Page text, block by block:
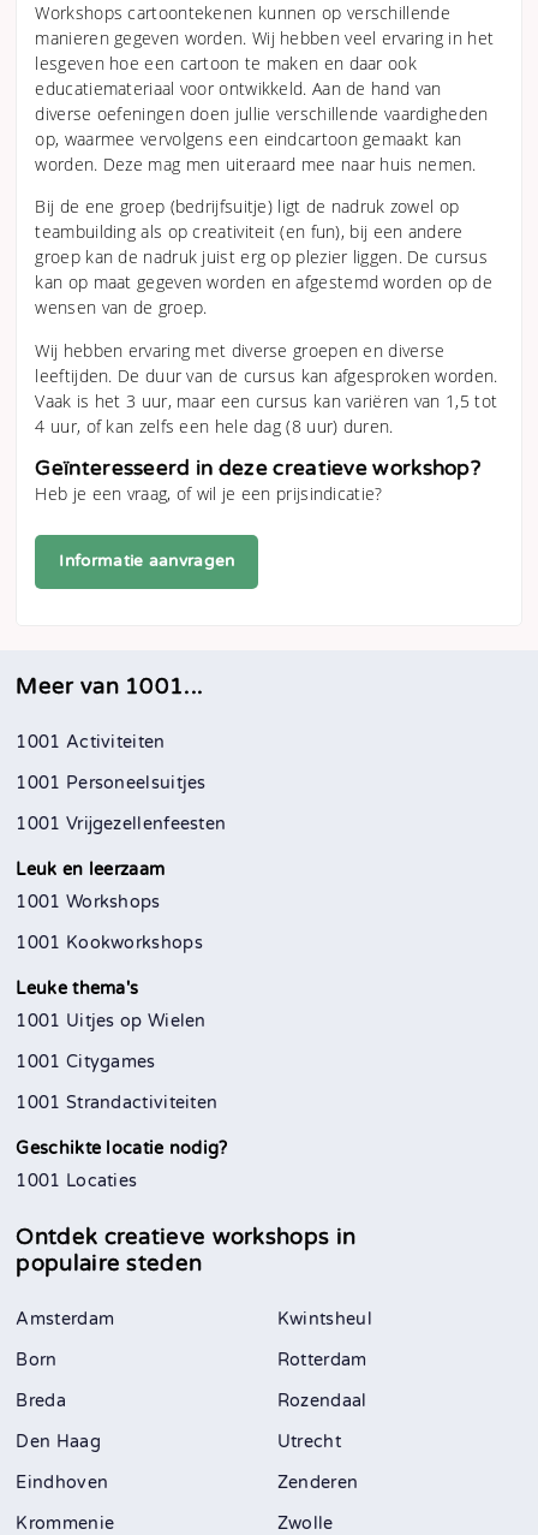
Workshops cartoontekenen kunnen op verschillende
manieren gegeven worden. Wij hebben veel ervaring in het
lesgeven hoe een cartoon te maken en daar ook
educatiemateriaal voor ontwikkeld. Aan de hand van
diverse oefeningen doen jullie verschillende vaardigheden
op, waarmee vervolgens een eindcartoon gemaakt kan
worden. Deze mag men uiteraard mee naar huis nemen.
Bij de ene groep (bedrijfsuitje) ligt de nadruk zowel op
teambuilding als op creativiteit (en fun), bij een andere
groep kan de nadruk juist erg op plezier liggen. De cursus
kan op maat gegeven worden en afgestemd worden op de
wensen van de groep.
Wij hebben ervaring met diverse groepen en diverse
leeftijden. De duur van de cursus kan afgesproken worden.
Vaak is het 3 uur, maar een cursus kan variëren van 1,5 tot
4 uur, of kan zelfs een hele dag (8 uur) duren.
Geïnteresseerd in deze creatieve workshop?
Heb je een vraag, of wil je een prijsindicatie?
Informatie aanvragen
Meer van 1001...
1001 Activiteiten
1001 Personeelsuitjes
1001 Vrijgezellenfeesten
Leuk en leerzaam
1001 Workshops
1001 Kookworkshops
Leuke thema's
1001 Uitjes op Wielen
1001 Citygames
1001 Strandactiviteiten
Geschikte locatie nodig?
1001 Locaties
Ontdek creatieve workshops in
populaire steden
Amsterdam
Born
Breda
Den Haag
Eindhoven
Krommenie
Kwintsheul
Rotterdam
Rozendaal
Utrecht
Zenderen
Zwolle